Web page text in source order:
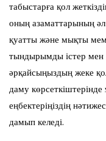
табыстарға қол
оның азаматтарының
қуатты және мықты
тындырымды істер мен
әрқайсыңыздың жеке
даму
еңбектеріңіздің
дамып келеді.